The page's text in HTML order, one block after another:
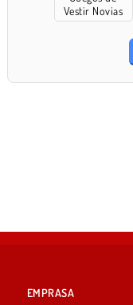
Vestir Novias
EMPRASA